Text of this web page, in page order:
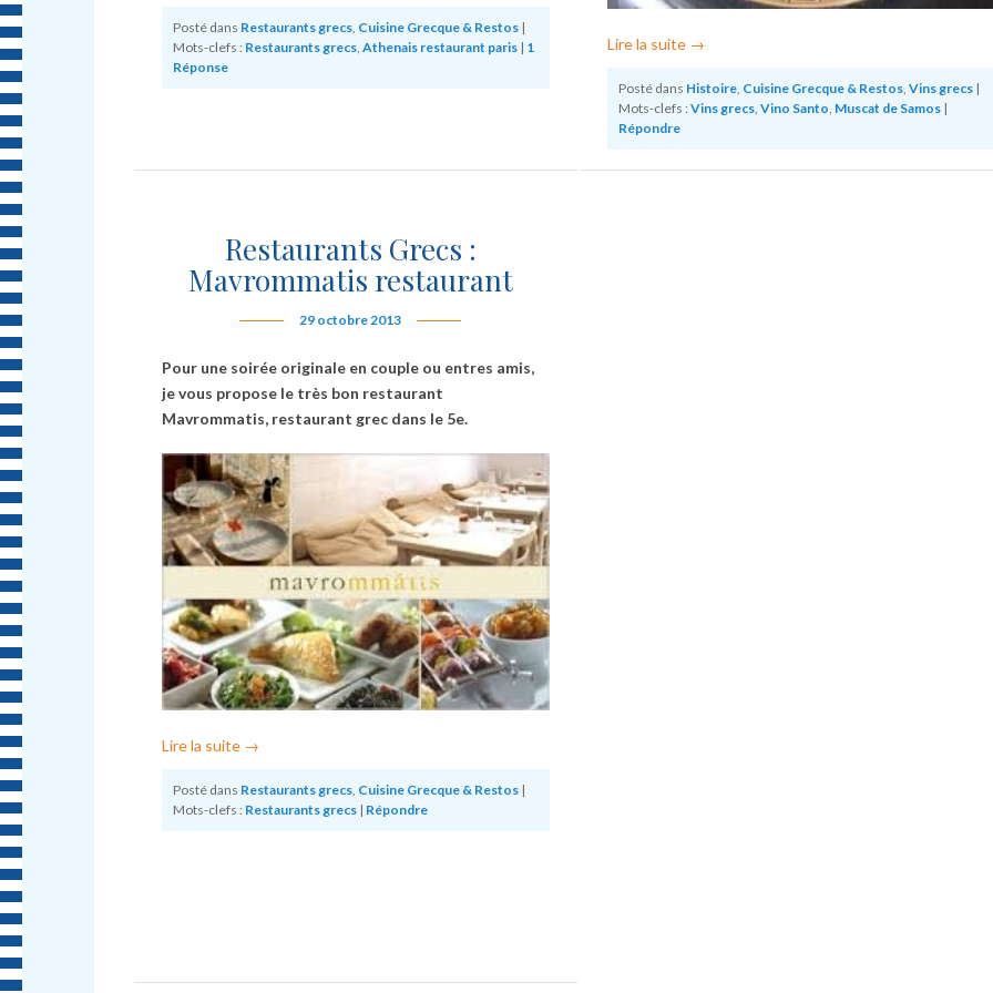
Posté dans Restaurants grecs, Cuisine Grecque & Restos |
Mots-clefs : Restaurants grecs, Athenais restaurant paris | 1
Réponse
Lire la suite →
Posté dans Histoire Cuisine Grecque & Restos ,Vins grecs |
Mots-clefs : Vins grecs ,Vino Santo Muscat de Samos |
Répondre
Restaurants Grecs :
Mavrommatis restaurant
29 octobre 2013
Pour une soirée originale en couple ou entres amis,
je vous propose le très bon restaurant
Mavrommatis, restaurant grec dans le 5e.
Lire la suite →
Posté dans Restaurants grecs, Cuisine Grecque & Restos |
Mots-clefs : Restaurants grecs | Répondre